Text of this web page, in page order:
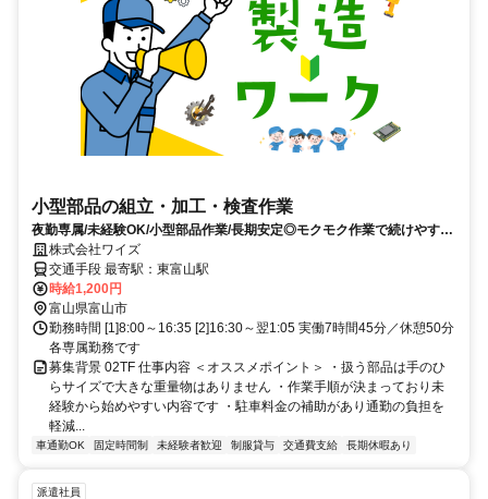
小型部品の組立・加工・検査作業
夜勤専属/未経験OK/小型部品作業/長期安定◎モクモク作業で続けやすい
製造のお仕事です
株式会社ワイズ
交通手段 最寄駅：東富山駅
時給1,200円
富山県富山市
勤務時間 [1]8:00～16:35 [2]16:30～翌1:05 実働7時間45分／休憩50分
各専属勤務です
募集背景 02TF 仕事内容 ＜オススメポイント＞ ・扱う部品は手のひ
らサイズで大きな重量物はありません ・作業手順が決まっており未
経験から始めやすい内容です ・駐車料金の補助があり通勤の負担を
軽減...
車通勤OK 固定時間制 未経験者歓迎 制服貸与 交通費支給 長期休暇あり
派遣社員